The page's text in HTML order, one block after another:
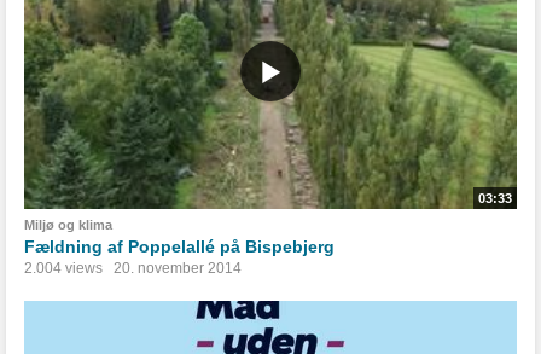
03:33
Miljø og klima
Fældning af Poppelallé på Bispebjerg
2.004 views 20. november 2014